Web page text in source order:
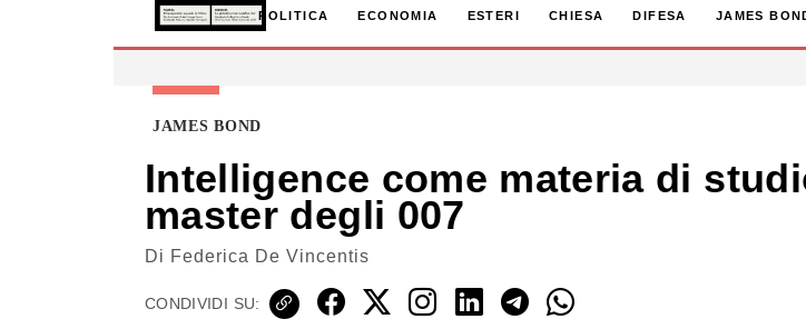
POLITICA ECONOMIA ESTERI CHIESA DIFESA JAMES
JAMES BOND
Intelligence come materia di
master degli 007
Di Federica De Vincentis
CONDIVIDI SU: